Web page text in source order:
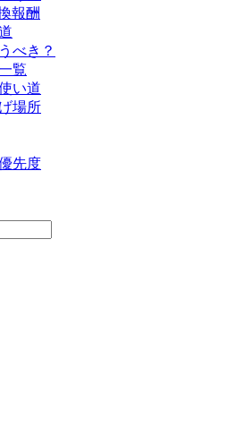
報酬
べき？
覧
い道
場所
先度